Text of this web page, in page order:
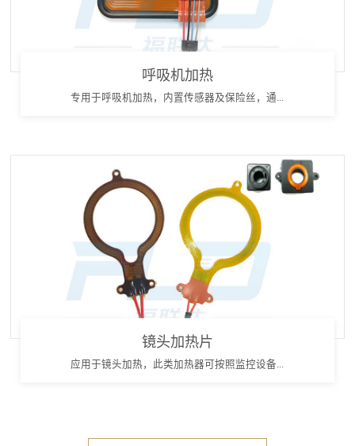
呼吸机加热
专用于呼吸机加热，内置传感器及保险丝，通...
镜头加热片
应用于镜头加热，此类加热器可按照监控设备...